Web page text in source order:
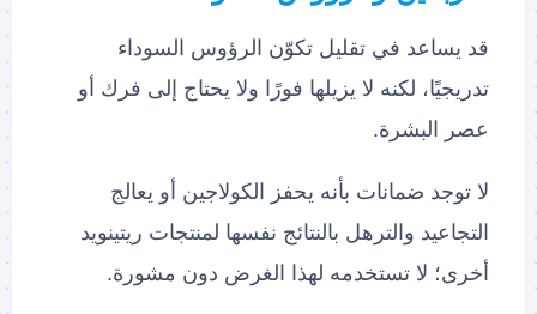
قد يساعد في تقليل تكوّن الرؤوس السوداء
تدريجيًا، لكنه لا يزيلها فورًا ولا يحتاج إلى فرك أو
عصر البشرة.
لا توجد ضمانات بأنه يحفز الكولاجين أو يعالج
التجاعيد والترهل بالنتائج نفسها لمنتجات ريتينويد
أخرى؛ لا تستخدمه لهذا الغرض دون مشورة.